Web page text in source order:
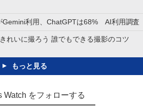
Gemini利用、ChatGPTは68% AI利用調査
れいに撮ろう 誰でもできる撮影のコツ
もっと見る
Watch をフォローする